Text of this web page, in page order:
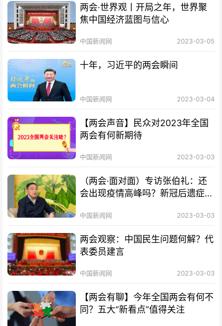
两会·世界观丨开局之年，世界聚
焦中国经济蓝图与信心
中国新闻网 2023-03-05
十年，习近平的两会瞬间
中国新闻网 2023-03-04
【两会声音】民众对2023年全国
两会有何新期待
中国新闻网 2023-03-03
（两会·面对面）专访张伯礼：还
会出现疫情高峰吗？新冠后遗症如
中国新闻网 2023-03-03
两会观察：中国民生问题何解？代
表委员建言
中国新闻网 2023-03-03
【两会有聊】今年全国两会有何不
同？五大“新看点”值得关注